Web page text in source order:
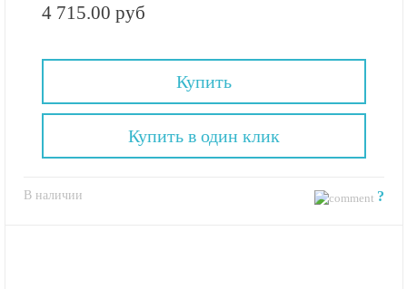
4 715.00 руб
Купить
В наличии ?
Купить в один клик